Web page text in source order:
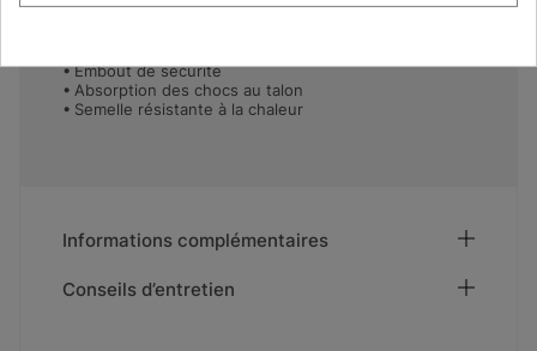
Normes CE 20345 Chaussures de sécurité
Embout de sécurité
Absorption des chocs au talon
Semelle résistante à la chaleur
Informations complémentaires
Conseils d’entretien